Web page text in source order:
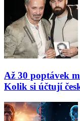
Až 30 poptávek
Kolik si účtují